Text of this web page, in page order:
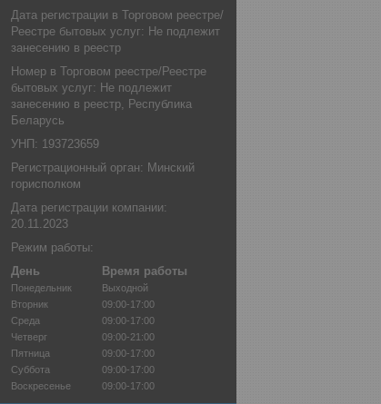
Дата регистрации в Торговом реестре/
Реестре бытовых услуг: Не подлежит
занесению в реестр
Номер в Торговом реестре/Реестре
бытовых услуг: Не подлежит
занесению в реестр, Республика
Беларусь
УНП: 193723659
Регистрационный орган: Минский
горисполком
Дата регистрации компании:
20.11.2023
Режим работы:
День
Время работы
Понедельник
Выходной
Вторник
09:00-17:00
Среда
09:00-17:00
Четверг
09:00-21:00
Пятница
09:00-17:00
Суббота
09:00-17:00
Воскресенье
09:00-17:00